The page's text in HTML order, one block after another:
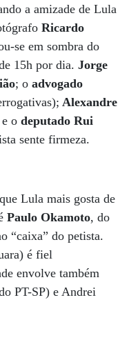
a amizade de Lula
Ricardo
se em sombra do
15h por dia. Jorge
; o advogado
Alexandre
o deputado Rui
sente firmeza.
Lula mais gosta de
Paulo Okamoto, do
“caixa” do petista.
é fiel
envolve também
PT-SP) e Andrei